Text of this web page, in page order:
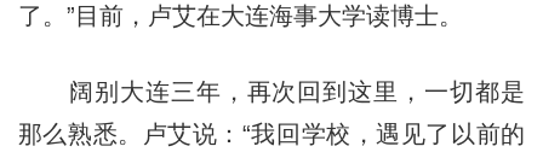
了。”目前，卢艾在大连海事大学读博士。
阔别大连三年，再次回到这里，一切都是
那么熟悉。卢艾说：“我回学校，遇见了以前的